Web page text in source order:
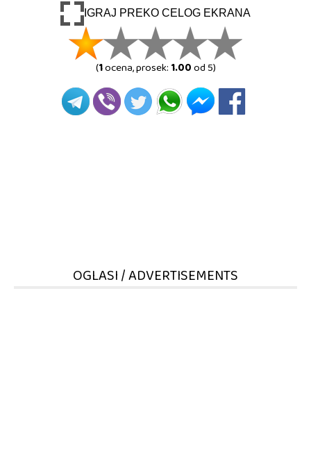
IGRAJ PREKO CELOG EKRANA
(1ocena, prosek:1.00od 5)
OGLASI / ADVERTISEMENTS